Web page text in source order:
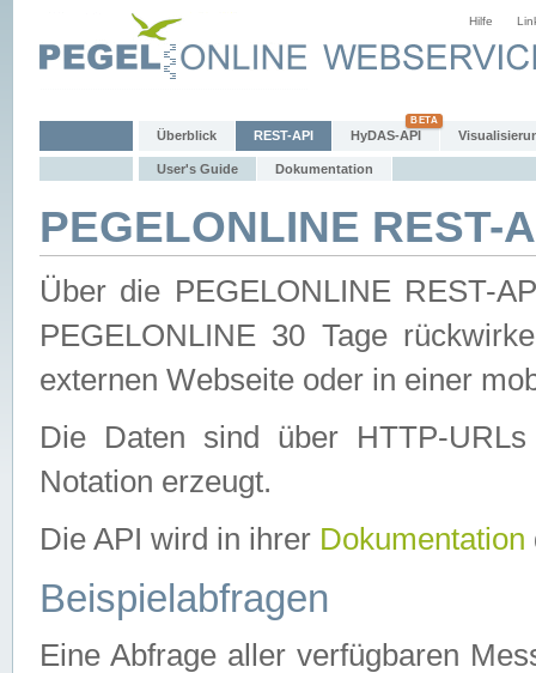
Hilfe
Überblick REST-API HyDAS-API
User's Guide Dokumentation
PEGELONLINE REST-
Über die PEGELONLINE REST-
PEGELONLINE 30 Tage
externen Webseite oder in einer
Die Daten sind über HTTP-
Notation erzeugt.
Die API wird in ihrer Dokumentation
Beispielabfragen
Eine Abfrage aller verfügbaren